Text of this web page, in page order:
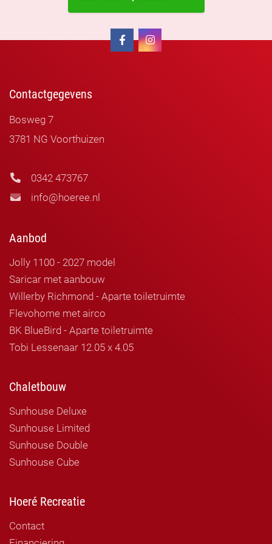
helpen bij het zoeken naar een geschikte
staanplaats. Samen vinden we vast en zeker
de ideale camping waar u tot in lengte van
genieten.
with how everything went. I highly
recommend Hoere!
Contactgegevens
Bosweg 7
3781 NG Voorthuizen
0342 473767
info@hoeree.nl
Aanbod
Jolly 1100 - 2027 model
Saricar met aanbouw
Willerby Richmond - Aparte toiletruimte
Flevohome met airco
BK BlueBird - Aparte toiletruimte
Tobi Lessenaar 12.05 x 4.05
Chaletbouw
Sunhouse Deluxe
Sunhouse Limited
Sunhouse Double
Sunhouse Cube
Hoeré Recreatie
Contact